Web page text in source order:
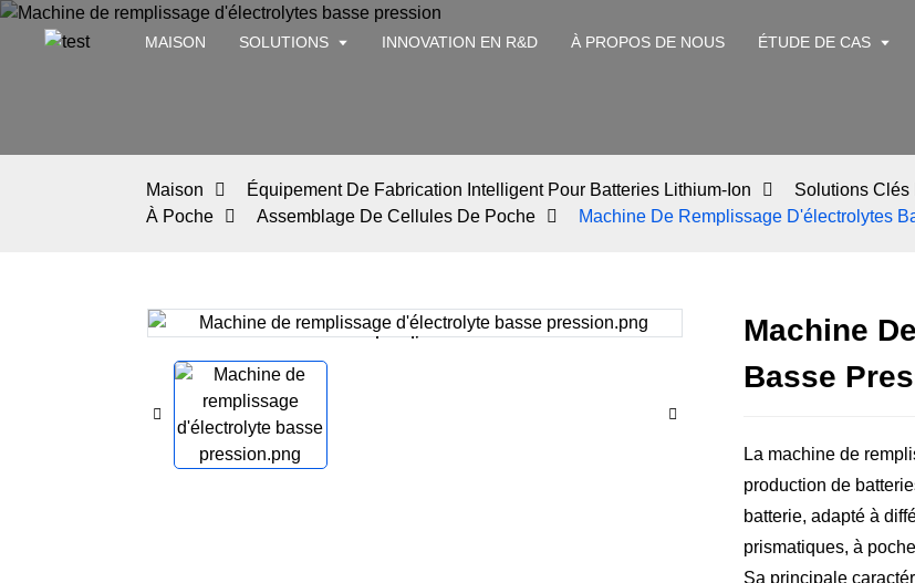
MAISON SOLUTIONS INNOVATION EN R&D À PROPOS DE NOUS ÉTUDE DE CAS
Maison Équipement De Fabrication Intelligent Pour Batteries Lithium-Ion
Solutions Clés
À Poche
Assemblage De Cellules De Poche Machine De Remplissage D'électrolytes
Loading...
Loading...
Machine
Basse
La machine de
production de
batterie, adapté à
prismatiques, à
Sa principale